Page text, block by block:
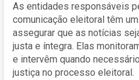
As entidades responsáveis
comunicação eleitoral têm
assegurar que as notícias
justa e íntegra. Elas
e intervêm quando
justiça no processo eleitoral.